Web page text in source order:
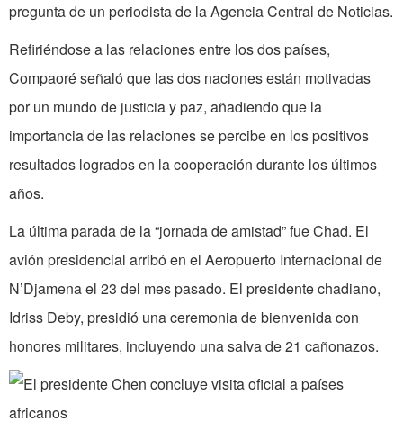
pregunta de un periodista de la Agencia Central de Noticias.
Refiriéndose a las relaciones entre los dos países,
Compaoré señaló que las dos naciones están motivadas
por un mundo de justicia y paz, añadiendo que la
importancia de las relaciones se percibe en los positivos
resultados logrados en la cooperación durante los últimos
años.
La última parada de la “jornada de amistad” fue Chad. El
avión presidencial arribó en el Aeropuerto Internacional de
N’Djamena el 23 del mes pasado. El presidente chadiano,
Idriss Deby, presidió una ceremonia de bienvenida con
honores militares, incluyendo una salva de 21 cañonazos.